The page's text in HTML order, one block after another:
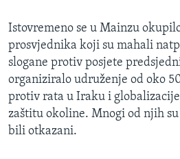
Istovremeno se u Mainzu
prosvjednika koji su mahali
slogane protiv posjete
organiziralo udruženje od oko
protiv rata u Iraku i
zaštitu okoline. Mnogi od njih
bili otkazani.